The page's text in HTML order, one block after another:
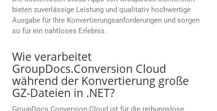
bieten zuverlässige Leistung und qualitativ hochwertige
Ausgabe für Ihre Konvertierungsanforderungen und sorgen
so für ein nahtloses Erlebnis.
Wie verarbeitet
GroupDocs.Conversion Cloud
während der Konvertierung große
GZ-Dateien in .NET?
GroupDocs.Conversion Cloud ist für die reibungslose